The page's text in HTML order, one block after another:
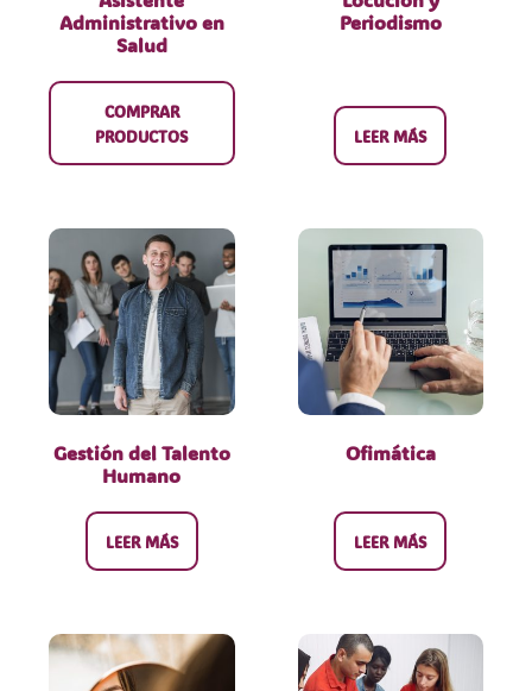
Administrativo en
Salud
COMPRAR
PRODUCTOS
Periodismo
LEER MÁS
Gestión del Talento
Humano
LEER MÁS
Ofimática
LEER MÁS